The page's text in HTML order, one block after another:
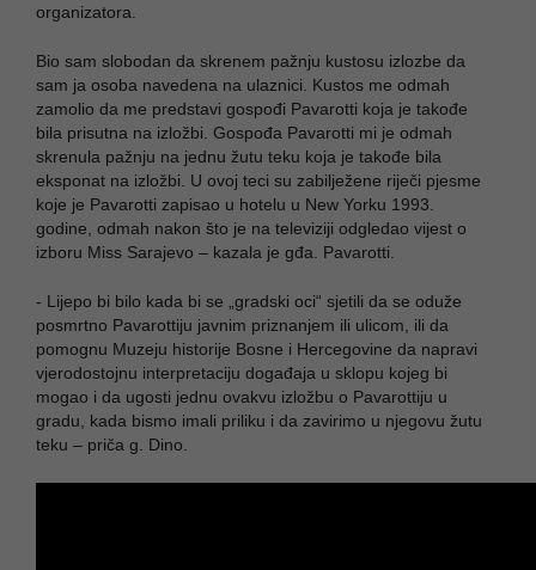
organizatora.
Bio sam slobodan da skrenem pažnju kustosu izlozbe da
sam ja osoba navedena na ulaznici. Kustos me odmah
zamolio da me predstavi gospođi Pavarotti koja je takođe
bila prisutna na izložbi. Gospođa Pavarotti mi je odmah
skrenula pažnju na jednu žutu teku koja je takođe bila
eksponat na izložbi. U ovoj teci su zabilježene riječi pjesme
koje je Pavarotti zapisao u hotelu u New Yorku 1993.
godine, odmah nakon što je na televiziji odgledao vijest o
izboru Miss Sarajevo – kazala je gđa. Pavarotti.
- Lijepo bi bilo kada bi se „gradski oci“ sjetili da se oduže
posmrtno Pavarottiju javnim priznanjem ili ulicom, ili da
pomognu Muzeju historije Bosne i Hercegovine da napravi
vjerodostojnu interpretaciju događaja u sklopu kojeg bi
mogao i da ugosti jednu ovakvu izložbu o Pavarottiju u
gradu, kada bismo imali priliku i da zavirimo u njegovu žutu
teku – priča g. Dino.